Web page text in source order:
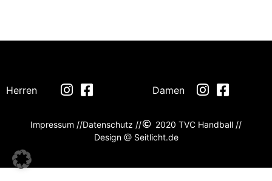
Herren Damen
Impressum //Datenschutz //
2020 TVC Handball //
Design @ Seitlicht.de